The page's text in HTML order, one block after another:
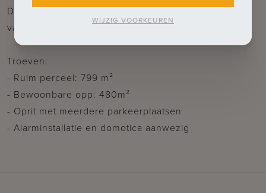
De aangelegde tuin is volledig omheind en voorzien
van terras, oprit en automatische toegangspoort.
Troeven:
- Ruim perceel: 799 m²
- Bewoonbare opp: 480m²
- Oprit met meerdere parkeerplaatsen
- Alarminstallatie en domotica aanwezig
WIJZIG VOORKEUREN